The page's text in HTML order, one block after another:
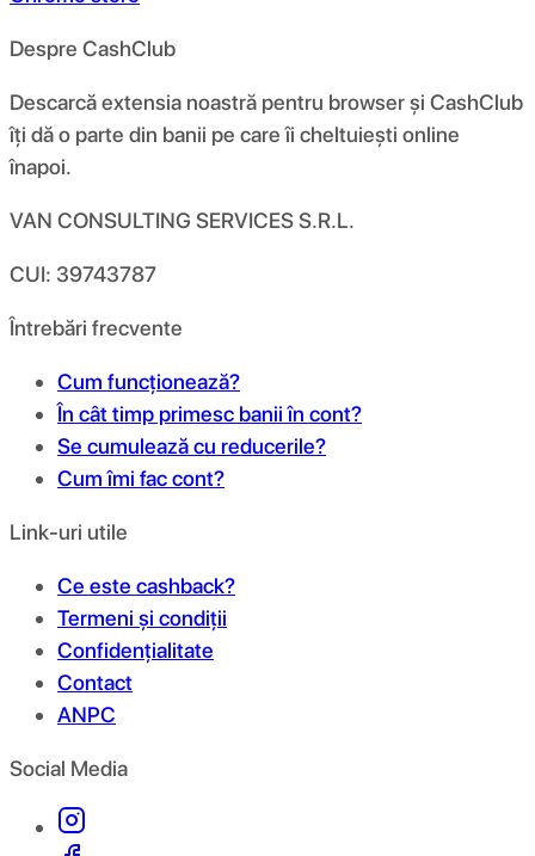
Despre CashClub
Descarcă extensia noastră pentru browser și CashClub
îți dă o parte din banii pe care îi cheltuiești online
înapoi.
VAN CONSULTING SERVICES S.R.L.
CUI: 39743787
Întrebări frecvente
Cum funcționează?
În cât timp primesc banii în cont?
Se cumulează cu reducerile?
Cum îmi fac cont?
Link-uri utile
Ce este cashback?
Termeni și condiții
Confidențialitate
Contact
ANPC
Social Media